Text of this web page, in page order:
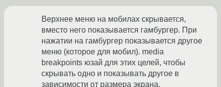
Верхнее меню на мобилах скрывается,
вместо него показывается гамбургер. При
нажатии на гамбургер показывается другое
меню (которое для мобил). media
breakpoints юзай для этих целей, чтобы
скрывать одно и показывать другое в
зависимости от размера экрана.